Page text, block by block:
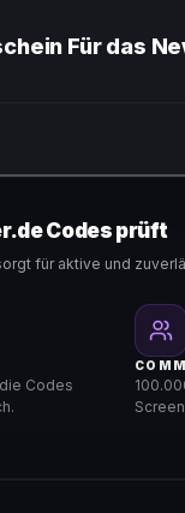
Für das
Codes prüft
für aktive und
Codes